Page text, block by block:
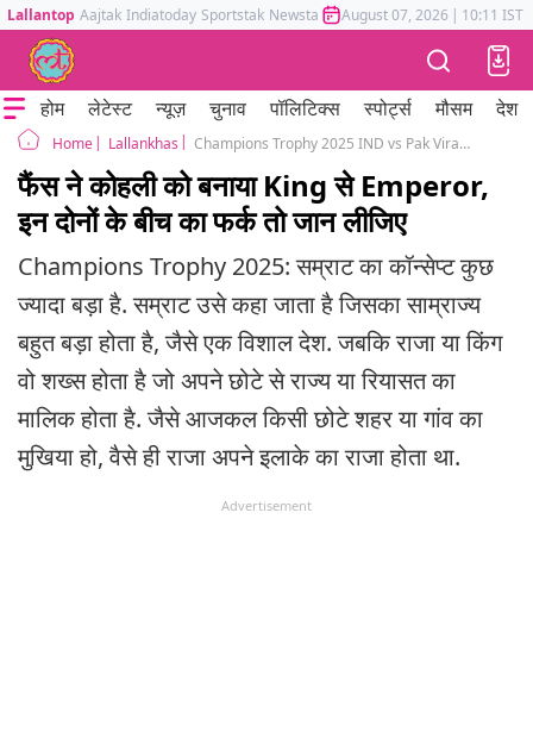
Lallantop Aajtak Indiatoday Sportstak Newstak Mumbai Tak Astrotak
August 07, 2026 | 10:11 IST
होम लेटेस्ट न्यूज़ चुनाव पॉलिटिक्स स्पोर्ट्स मौसम देश
Home Lallankhas Champions Trophy 2025 IND vs Pak Virat Kohli is Emperor not king, Difference Between King and Emperor
फैंस ने कोहली को बनाया King से Emperor,
इन दोनों के बीच का फर्क तो जान लीजिए
Champions Trophy 2025: सम्राट का कॉन्सेप्ट कुछ
ज्यादा बड़ा है. सम्राट उसे कहा जाता है जिसका साम्राज्य
बहुत बड़ा होता है, जैसे एक विशाल देश. जबकि राजा या किंग
वो शख्स होता है जो अपने छोटे से राज्य या रियासत का
मालिक होता है. जैसे आजकल किसी छोटे शहर या गांव का
मुखिया हो, वैसे ही राजा अपने इलाके का राजा होता था.
Advertisement